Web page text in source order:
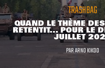
TRASHBAG
QUAND LE THÈME
RETENTIT... POUR LE
JUILLET
PARARNO KIKOO